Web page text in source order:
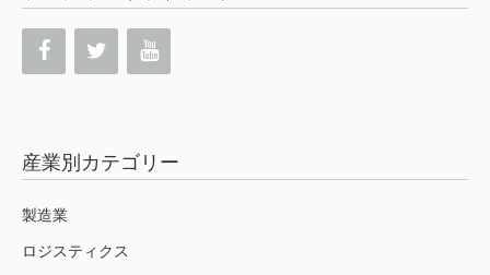
産業別カテゴリー
製造業
ロジスティクス